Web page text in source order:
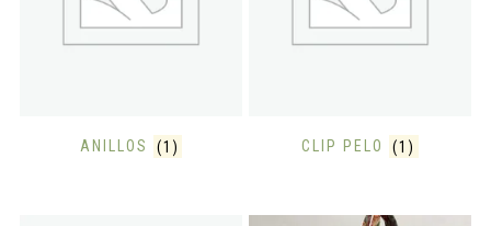
ANILLOS (1) CLIP PELO (1)